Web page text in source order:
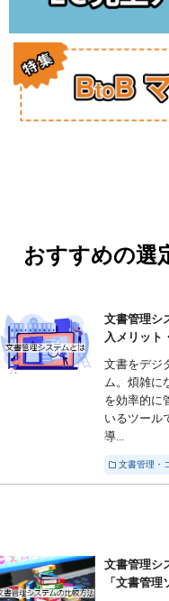
おすすめの選
文書管理シ
入メリット
文書をデジ
ム。煩雑に
を効率的に
いるツール
導...
文書管理・
文書管理シ
「文書管理